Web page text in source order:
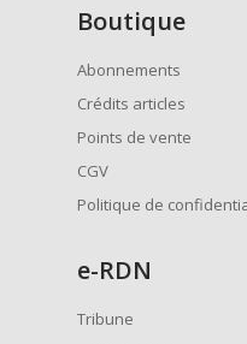
Boutique
Abonnements
Crédits articles
Points de vente
CGV
Politique de
e-RDN
Tribune